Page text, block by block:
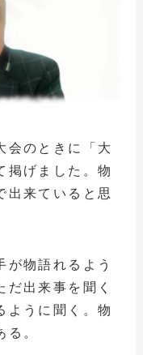
会のときに「大
掲げました。物
出来ていると思
物語れるよう
出来事を聞く
ように聞く。物
。